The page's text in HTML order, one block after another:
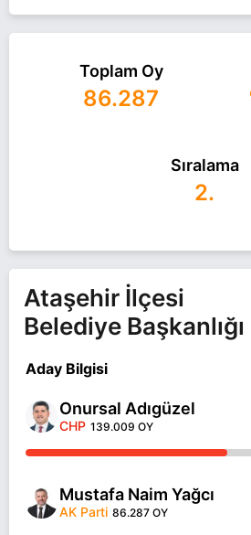
OLAN YAĞCI, 2004
İLÇE YÖNETIM KURULU
BAŞLADI. KADIKÖY İLÇE
GÖREVINDE BULUNAN
HUKUKI İŞLER BIRIM
ATAŞEHIR İLÇE
ETTI.YAĞCI, EVLI VE IKI
başkan adayı olarak AK
yerel seçimlerinde
ile ilgili daha fazla bilgi için
Haberlerisayfamızı ziyaret
Toplam Oy
86.287
Sıralama
2.
Ataşehir İlçesi
Belediye
Aday Bilgisi
Onursal Adıgüzel
CHP 139.009 OY
Mustafa Naim Yağcı
AK Parti 86.287 OY